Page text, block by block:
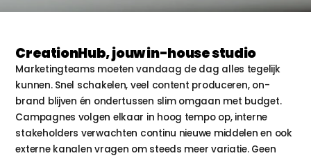
CreationHub, jouw in-house studio
Marketingteams moeten vandaag de dag alles tegelijk
kunnen. Snel schakelen, veel content produceren, on-
brand blijven én ondertussen slim omgaan met budget.
Campagnes volgen elkaar in hoog tempo op, interne
stakeholders verwachten continu nieuwe middelen en ook
externe kanalen vragen om steeds meer variatie. Geen